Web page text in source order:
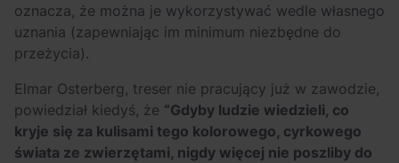
oznacza, że można je wykorzystywać wedle własnego
uznania (zapewniając im minimum niezbędne do
przeżycia).
Elmar Osterberg, treser nie pracujący już w zawodzie,
powiedział kiedyś, że “Gdyby ludzie wiedzieli, co
kryje się za kulisami tego kolorowego, cyrkowego
świata ze zwierzętami, nigdy więcej nie poszliby do